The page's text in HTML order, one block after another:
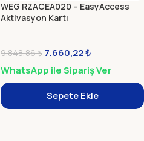
WEG RZACEA020 – EasyAccess
Aktivasyon Kartı
9.848,86₺ 7.660,22₺
WhatsApp ile Sipariş Ver
Sepete Ekle